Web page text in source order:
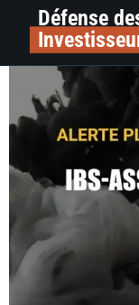
principalDéfense
ibs-asset